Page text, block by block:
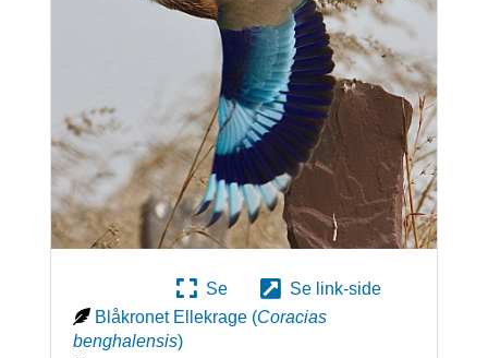
Se
Se link-side
Blåkronet Ellekrage (Coracias
benghalensis)